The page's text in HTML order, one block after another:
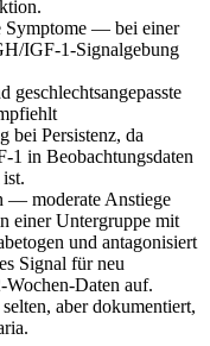
Symptome — bei einer
IGF-1-Signalgebung
geschlechtsangepasste
bei Persistenz, da
1 in Beobachtungsdaten
— moderate Anstiege
einer Untergruppe mit
und antagonisiert
Signal für neu
Wochen-Daten auf.
aber dokumentiert,